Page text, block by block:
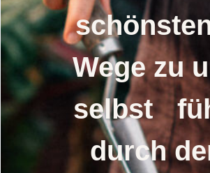
Wege zu
selbst
durch